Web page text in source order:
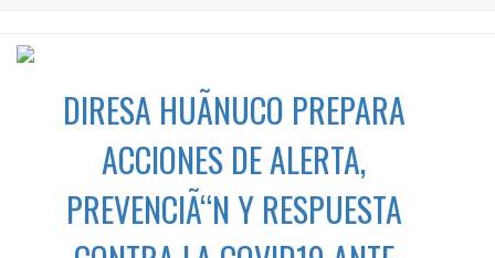
DIRESA HUÃNUCO PREPARA
ACCIONES DE ALERTA,
PREVENCIÃ“N Y RESPUESTA